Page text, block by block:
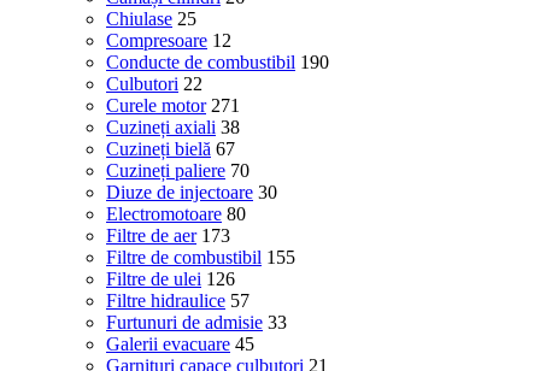
Chiulase 25
Compresoare 12
Conducte de combustibil 190
Culbutori 22
Curele motor 271
Cuzineți axiali 38
Cuzineți bielă 67
Cuzineți paliere 70
Diuze de injectoare 30
Electromotoare 80
Filtre de aer 173
Filtre de combustibil 155
Filtre de ulei 126
Filtre hidraulice 57
Furtunuri de admisie 33
Galerii evacuare 45
Garnituri capace culbutori 21